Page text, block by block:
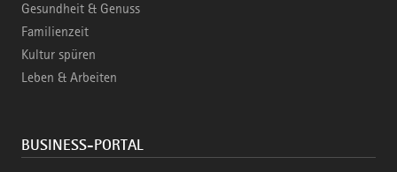
Gesundheit & Genuss
Familienzeit
Kultur spüren
Leben & Arbeiten
BUSINESS-PORTAL